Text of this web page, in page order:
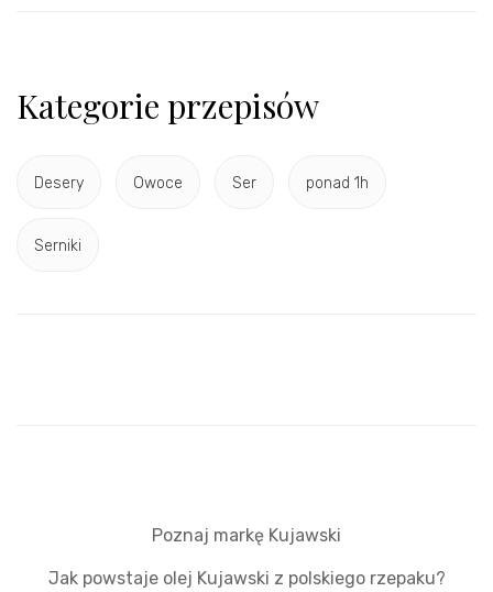
Kategorie przepisów
Desery Owoce Ser ponad 1h
Serniki
Poznaj markę Kujawski
Jak powstaje olej Kujawski z polskiego rzepaku?